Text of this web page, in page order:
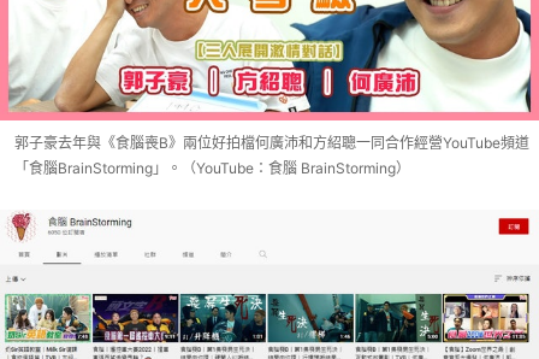
郭子豪去年與《食腦喪B》兩位好拍檔何廣沛和方紹聰一同合作經營YouTube頻道
「食腦BrainStorming」。（YouTube：食腦 BrainStorming）